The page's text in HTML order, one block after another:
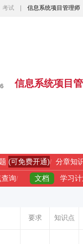
考试 信息系统项目管理师
信息系统项目
(可免费开通)/ 分章知
询/ 文档 学习
要求 知识点